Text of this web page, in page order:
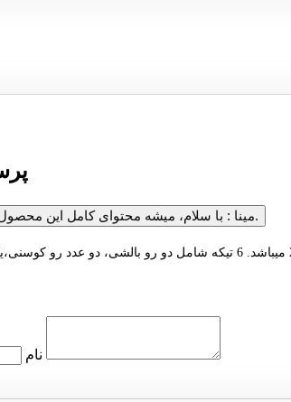
1
مینا :با سلام، میشه محتوای کامل این محصول را در حالت دو نفرش را بفرمایید.
نام